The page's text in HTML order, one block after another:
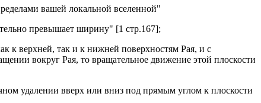
вашей локальной вселенной"
превышает ширину" [1 стр.167];
к верхней, так и к нижней поверхностям Рая, и с
вокруг Рая, то вращательное движение этой плоскости
удалении вверх или вниз под прямым углом к плоскости